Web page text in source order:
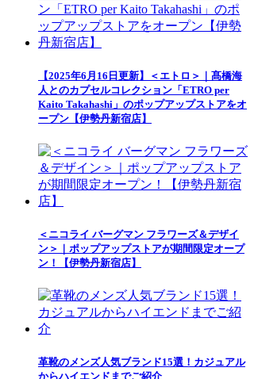
【2025年6月16日更新】＜エトロ＞｜髙橋海
人とのカプセルコレクション「ETRO per
Kaito Takahashi」のポップアップストアをオ
ープン【伊勢丹新宿店】
＜ニコライ バーグマン フラワーズ＆デザイ
ン＞｜ポップアップストアが期間限定オープ
ン！【伊勢丹新宿店】
革靴のメンズ人気ブランド15選！カジュアル
からハイエンドまでご紹介